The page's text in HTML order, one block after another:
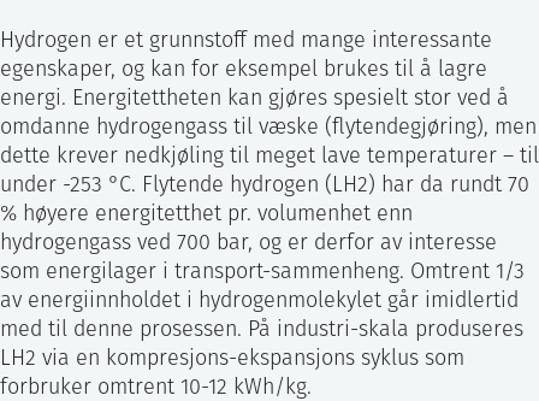
Hydrogen er et grunnstoff med mange interessante
egenskaper, og kan for eksempel brukes til å lagre
energi. Energitettheten kan gjøres spesielt stor ved å
omdanne hydrogengass til væske (flytendegjøring), men
dette krever nedkjøling til meget lave temperaturer – til
under -253 °C. Flytende hydrogen (LH2) har da rundt 70
% høyere energitetthet pr. volumenhet enn
hydrogengass ved 700 bar, og er derfor av interesse
som energilager i transport-sammenheng. Omtrent 1/3
av energiinnholdet i hydrogenmolekylet går imidlertid
med til denne prosessen. På industri-skala produseres
LH2 via en kompresjons-ekspansjons syklus som
forbruker omtrent 10-12 kWh/kg.